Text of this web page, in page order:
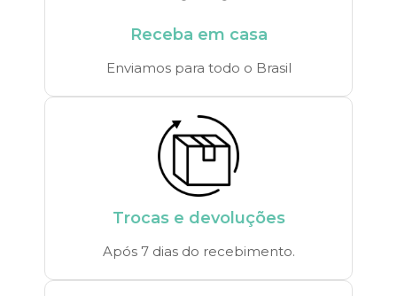
Receba em casa
Enviamos para todo o Brasil
Trocas e devoluções
Após 7 dias do recebimento.